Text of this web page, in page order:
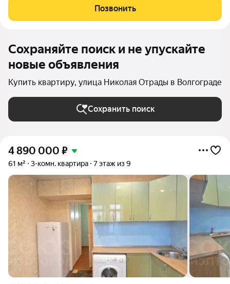
Общая площадь 66,7 кв.м. Жилая площадь 36,9 кв.м. Кухня
площадь 7,9 кв.м. Санузел
Позвонить
Сохраняйте поиск и не упускайте
новые объявления
Купить квартиру, улица Николая Отрады в Волгограде
Сохранить поиск
4 890 000 ₽
61 м² 3-комн. квартира 7 этаж из 9